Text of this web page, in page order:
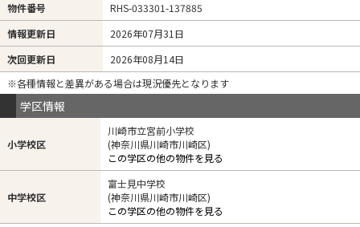
物件番号
RHS-033301-137885
情報更新日
2026年07月31日
次回更新日
2026年08月14日
※各種情報と差異がある場合は現況優先となります
学区情報
小学校区
川崎市立宮前小学校
(神奈川県川崎市川崎区)
この学区の他の物件を見る
中学校区
富士見中学校
(神奈川県川崎市川崎区)
この学区の他の物件を見る